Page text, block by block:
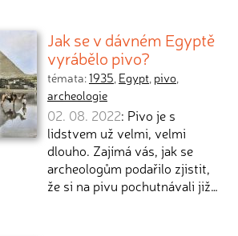
Jak se v dávném Egyptě
vyrábělo pivo?
témata:1935, Egypt, pivo,
archeologie
02. 08. 2022: Pivo je s
lidstvem už velmi, velmi
dlouho. Zajímá vás, jak se
archeologům podařilo zjistit,
že si na pivu pochutnávali již…